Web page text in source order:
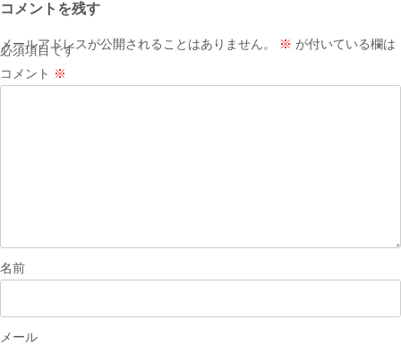
ビ
ゲ
ー
コメントを残す
メールアドレスが公開されることはありません。 ※ が付いている欄は
必須項目です
コメント ※
名前
メール